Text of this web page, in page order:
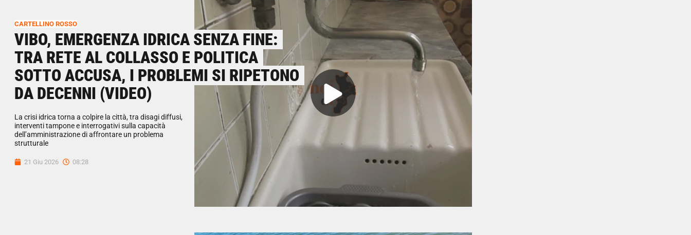
CARTELLINO ROSSO
VIBO, EMERGENZA IDRICA SENZA FINE:
TRA RETE AL COLLASSO E POLITICA
SOTTO ACCUSA, I PROBLEMI SI RIPETONO
DA DECENNI (VIDEO)
La crisi idrica torna a colpire la città, tra disagi diffusi,
interventi tampone e interrogativi sulla capacità
dell’amministrazione di affrontare un problema
strutturale
21 Giu 2026 08:28